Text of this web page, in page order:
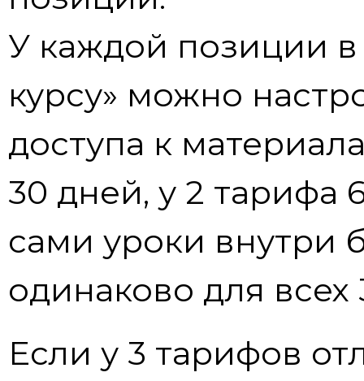
У каждой позиции в
курсу» можно
доступа к
30 дней, у 2 тарифа
сами уроки внутри
одинаково для всех
Если у 3 тарифов